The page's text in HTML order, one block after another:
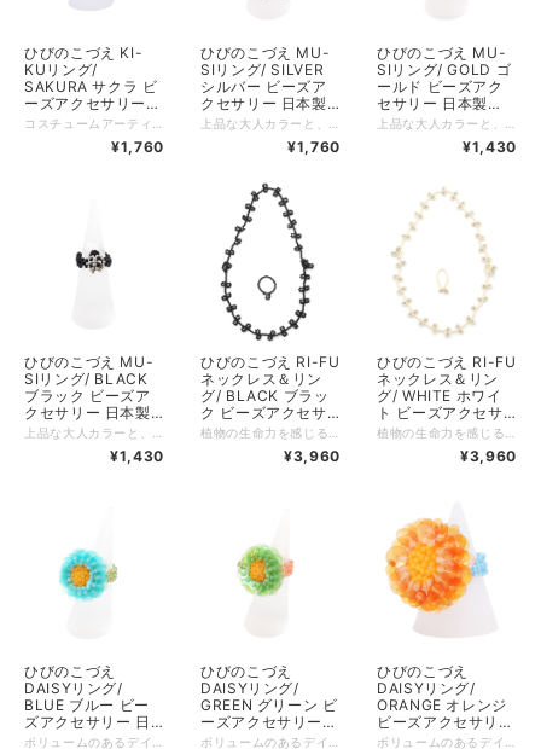
ひびのこづえ KI-
KUリング/
SAKURA サクラ ビ
ーズアクセサリー
日本製 KA01
¥1,760
ひびのこづえ MU-
SIリング/ SILVER
シルバー ビーズア
クセサリー 日本製
KA02
¥1,760
ひびのこづえ MU-
SIリング/ GOLD ゴ
ールド ビーズアク
セサリー 日本製
KA02
¥1,430
ひびのこづえ MU-
SIリング/ BLACK
ブラック ビーズア
クセサリー 日本製
KA02
¥1,430
ひびのこづえ RI-FU
ネックレス＆リン
グ/ BLACK ブラッ
ク ビーズアクセサ
リー 日本製 KA03
¥3,960
ひびのこづえ RI-FU
ネックレス＆リン
グ/ WHITE ホワイ
ト ビーズアクセサ
リー 日本製 KA03
¥3,960
ひびのこづえ
DAISYリング/
BLUE ブルー ビー
ズアクセサリー 日
本製 KA07
ひびのこづえ
DAISYリング/
GREEN グリーン ビ
ーズアクセサリー
日本製 KA07
ひびのこづえ
DAISYリング/
ORANGE オレンジ
ビーズアクセサリー
日本製 KA07